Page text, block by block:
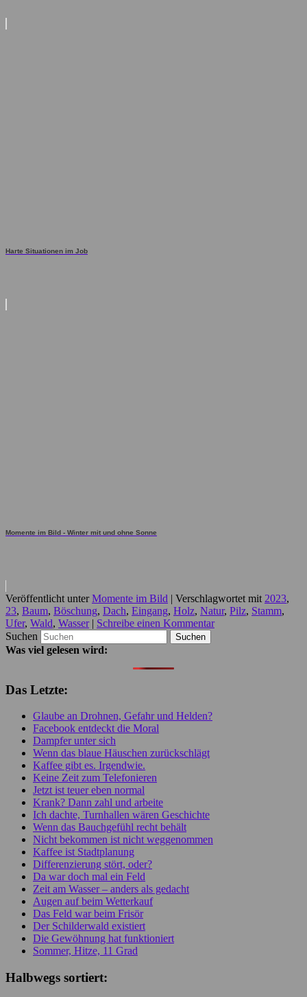
Harte Situationen im Job
Momente im Bild - Winter mit und ohne Sonne
Veröffentlicht unter Momente im Bild | Verschlagwortet mit 2023,
23, Baum, Böschung, Dach, Eingang, Holz, Natur, Pilz, Stamm,
Ufer, Wald, Wasser | Schreibe einen Kommentar
Suchen
Was viel gelesen wird:
Das Letzte:
Glaube an Drohnen, Gefahr und Helden?
Facebook entdeckt die Moral
Dampfer unter sich
Wenn das blaue Häuschen zurückschlägt
Kaffee gibt es. Irgendwie.
Keine Zeit zum Telefonieren
Jetzt ist teuer eben normal
Krank? Dann zahl und arbeite
Ich dachte, Turnhallen wären Geschichte
Wenn das Bauchgefühl recht behält
Nicht bekommen ist nicht weggenommen
Kaffee ist Stadtplanung
Differenzierung stört, oder?
Da war doch mal ein Feld
Zeit am Wasser – anders als gedacht
Augen auf beim Wetterkauf
Das Feld war beim Frisör
Der Schilderwald existiert
Die Gewöhnung hat funktioniert
Sommer, Hitze, 11 Grad
Halbwegs sortiert: